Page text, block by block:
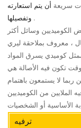
سريعة أن يتم استعارته
وتفصيلها .
وسائل أكثر
، معروف بملاحقة ليري
تكون فيه الأصالة هي
ربما لا يستمعون باهتمام
الملايين من الكوميديين
ترفيه